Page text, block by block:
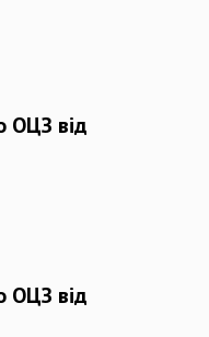
ОЦЗ від
ОЦЗ від